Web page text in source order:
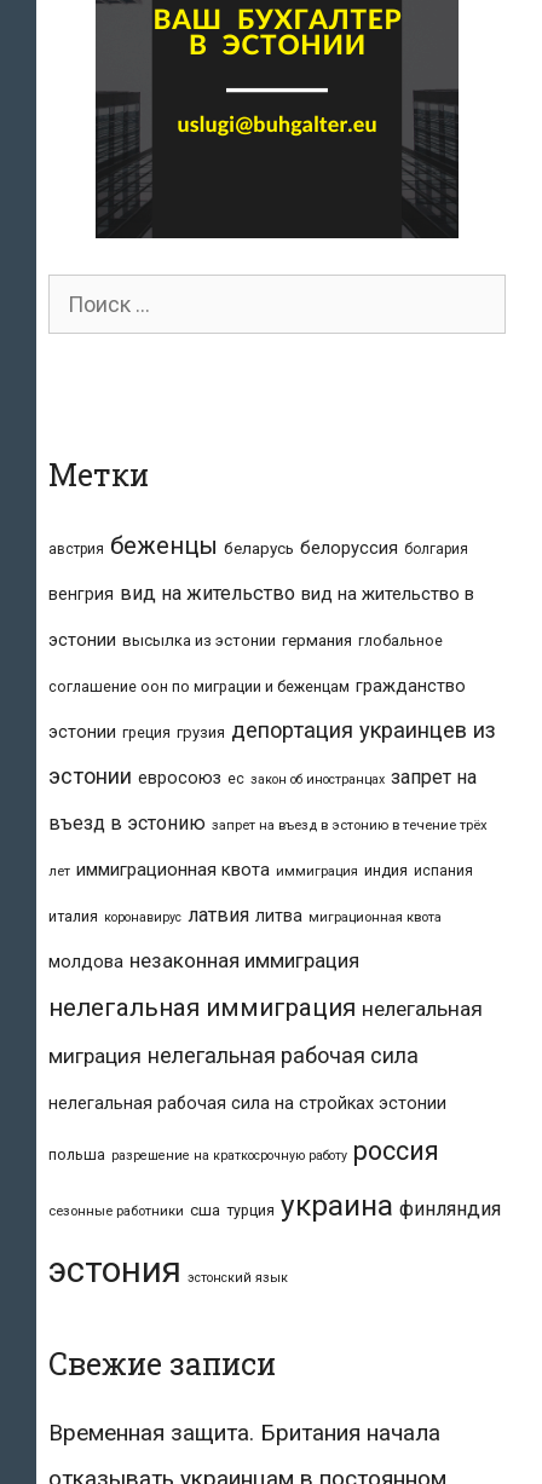
Поиск
для:
Метки
австрия беженцы беларусь белоруссия болгария
венгрия вид на жительство вид на жительство в
эстонии высылка из эстонии германия глобальное
соглашение оон по миграции и беженцам гражданство
эстонии греция грузия депортация украинцев из
эстонии евросоюз ес закон об иностранцах запрет на
въезд в эстонию запрет на въезд в эстонию в течение трёх
лет иммиграционная квота иммиграция индия испания
италия коронавирус латвия литва миграционная квота
молдова незаконная иммиграция
нелегальная иммиграция нелегальная
миграция нелегальная рабочая сила
нелегальная рабочая сила на стройках эстонии
польша разрешение на краткосрочную работу россия
сезонные работники сша турция украина финляндия
эстония эстонский язык
Свежие записи
Временная защита. Британия начала
отказывать украинцам в постоянном